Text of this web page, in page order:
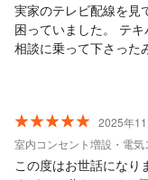
実家のテレビ配線を見
困っていました。 テ
相談に乗って下さった
2025年
室内コンセント増設・電気
この度はお世話になり